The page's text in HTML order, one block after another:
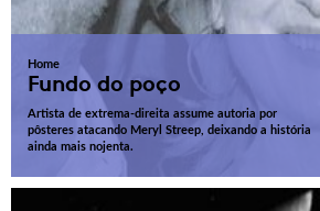
Home
Fundo do poço
Artista de extrema-direita assume autoria por
pôsteres atacando Meryl Streep, deixando a história
ainda mais nojenta.